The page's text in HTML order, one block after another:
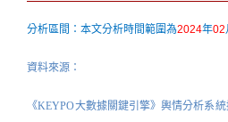
分析區間：本文分析時間範圍為2024年02
資料來源：
《KEYPO大數據關鍵引擎》輿情分析系